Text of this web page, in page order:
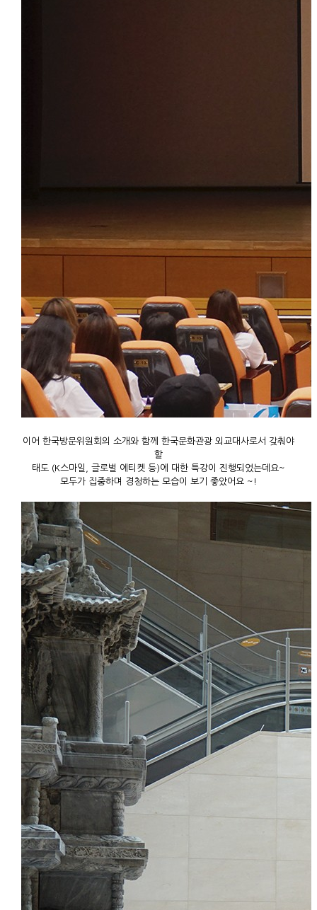
이어 한국방문위원회의 소개와 함께 한국문화관광 외교대사로서 갖춰야
할
태도 (K스마일, 글로벌 에티켓 등)에 대한 특강이 진행되었는데요~
모두가 집중하며 경청하는 모습이 보기 좋았어요 ~!